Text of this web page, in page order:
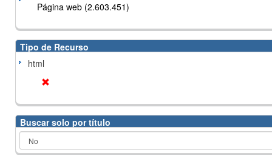
Página web (2.603.451)
Tipo de Recurso
html
Buscar solo por título